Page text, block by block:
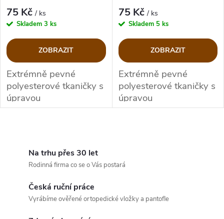
75 Kč/ ks
Skladem 3 ks
ZOBRAZIT
Extrémně pevné
polyesterové tkaničky s
úpravou
75 Kč/ ks
Skladem 5 ks
ZOBRAZIT
Extrémně pevné
polyesterové tkaničky s
úpravou
Na trhu přes 30 let
Rodinná firma co se o Vás postará
Česká ruční práce
Vyrábíme ověřené ortopedické vložky a pantofle